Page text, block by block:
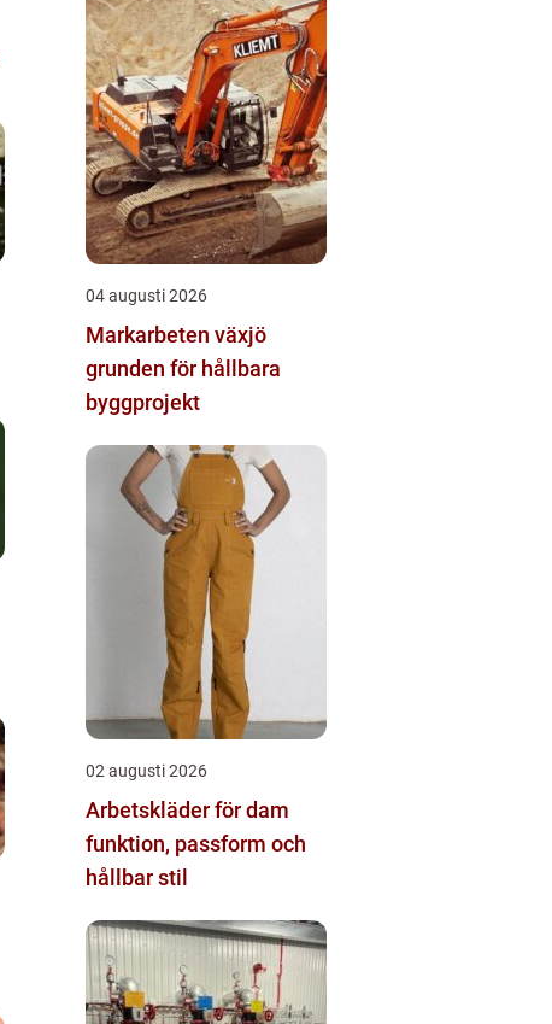
04 augusti 2026
Markarbeten växjö
grunden för hållbara
byggprojekt
02 augusti 2026
Arbetskläder för dam
funktion, passform och
hållbar stil